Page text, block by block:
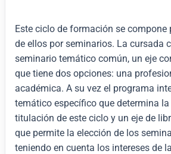
Este ciclo de formación se compone
de ellos por seminarios. La cursada
seminario temático común, un eje
que tiene dos opciones: una
académica. A su vez el programa
temático específico que determina
titulación de este ciclo y un eje de
que permite la elección de los
teniendo en cuenta los intereses de